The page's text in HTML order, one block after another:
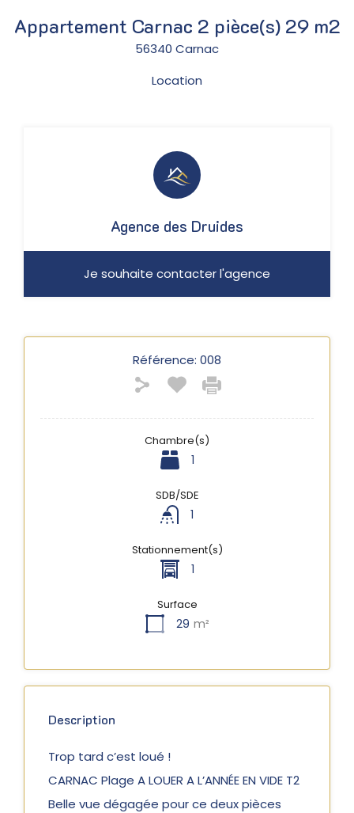
Appartement Carnac 2 pièce(s) 29 m2
56340 Carnac
Location
Référence: 008
Chambre(s)
1
SDB/SDE
1
Stationnement(s)
1
Surface
29 m²
Description
Trop tard c’est loué !
CARNAC Plage A LOUER A L’ANNÉE EN VIDE T2
Belle vue dégagée pour ce deux pièces
Agence des Druides
Je souhaite contacter l'agence